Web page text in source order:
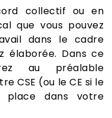
collectif ou en
que vous pouvez
dans le cadre
élaborée. Dans ce
au préalable
CSE (ou le CE si le
place dans votre